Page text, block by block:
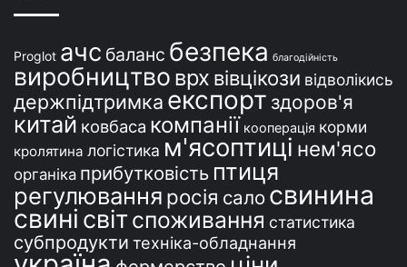
Proglot ачс баланс безпека благодійність
виробництво врх вівцікози відволікись
держпідтримка експорт здоров'я
китай ковбаса компанії кооперація корми
кролятина логістика м'ясоптиці нем'ясо
органіка прибутковість птиця
регулювання росія сало свинина
свині світспоживання статистика
субпродукти техніка-обладнання